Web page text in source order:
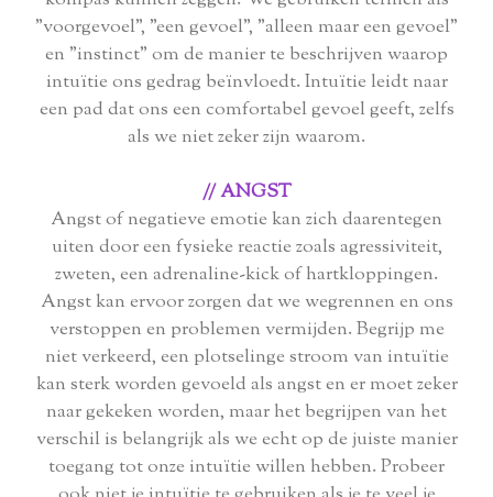
"voorgevoel", "een gevoel", "alleen maar een gevoel"
en "instinct" om de manier te beschrijven waarop
intuïtie ons gedrag beïnvloedt. Intuïtie leidt naar
een pad dat ons een comfortabel gevoel geeft, zelfs
als we niet zeker zijn waarom.
// ANGST
Angst of negatieve emotie kan zich daarentegen
uiten door een fysieke reactie zoals agressiviteit,
zweten, een adrenaline-kick of hartkloppingen.
Angst kan ervoor zorgen dat we wegrennen en ons
verstoppen en problemen vermijden. Begrijp me
niet verkeerd, een plotselinge stroom van intuïtie
kan sterk worden gevoeld als angst en er moet zeker
naar gekeken worden, maar het begrijpen van het
verschil is belangrijk als we echt op de juiste manier
toegang tot onze intuïtie willen hebben. Probeer